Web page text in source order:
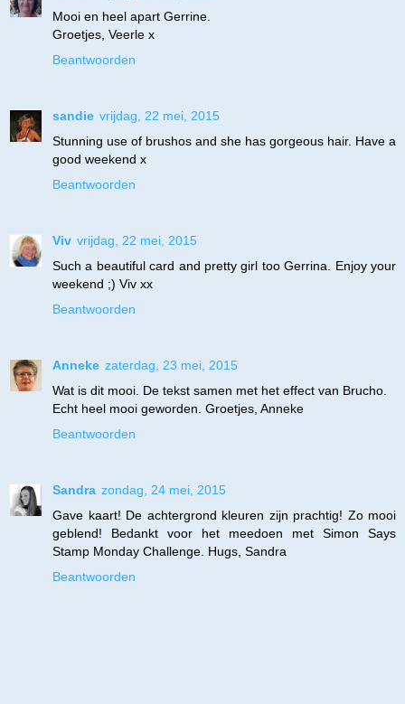
Mooi en heel apart Gerrine.
Groetjes, Veerle x
Beantwoorden
sandie vrijdag, 22 mei, 2015
Stunning use of brushos and she has gorgeous hair. Have a
good weekend x
Beantwoorden
Viv vrijdag, 22 mei, 2015
Such a beautiful card and pretty girl too Gerrina. Enjoy your
weekend ;) Viv xx
Beantwoorden
Anneke zaterdag, 23 mei, 2015
Wat is dit mooi. De tekst samen met het effect van Brucho.
Echt heel mooi geworden. Groetjes, Anneke
Beantwoorden
Sandra zondag, 24 mei, 2015
Gave kaart! De achtergrond kleuren zijn prachtig! Zo mooi
geblend! Bedankt voor het meedoen met Simon Says
Stamp Monday Challenge. Hugs, Sandra
Beantwoorden